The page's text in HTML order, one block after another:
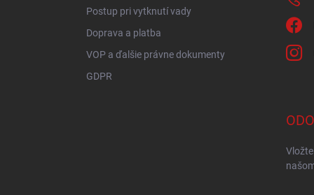
Postup pri vytknutí vady
Doprava a platba
VOP a ďalšie právne dokumenty
GDPR